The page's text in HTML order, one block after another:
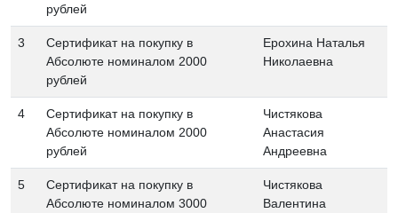
рублей
3
Сертификат на покупку в
Абсолюте номиналом 2000
рублей
Ерохина Наталья
Николаевна
4
Сертификат на покупку в
Абсолюте номиналом 2000
рублей
Чистякова
Анастасия
Андреевна
5
Сертификат на покупку в
Абсолюте номиналом 3000
Чистякова
Валентина